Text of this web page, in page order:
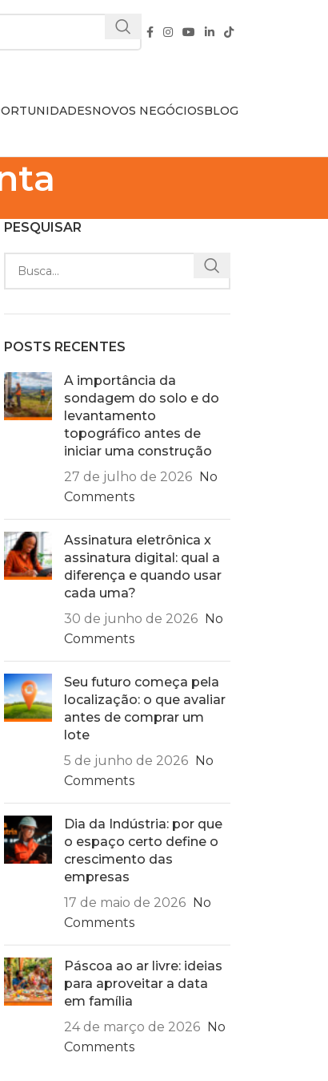
NOVOS NEGÓCIOSBLOG
PESQUISAR
POSTS RECENTES
A importância da
sondagem do solo e do
levantamento
topográfico antes de
iniciar uma construção
27 de julho de 2026 No
Comments
Assinatura eletrônica x
assinatura digital: qual a
diferença e quando usar
cada uma?
30 de junho de 2026 No
Comments
Seu futuro começa pela
localização: o que avaliar
antes de comprar um
lote
5 de junho de 2026 No
Comments
Dia da Indústria: por que
o espaço certo define o
crescimento das
empresas
17 de maio de 2026 No
Comments
Páscoa ao ar livre: ideias
para aproveitar a data
em família
24 de março de 2026 No
Comments